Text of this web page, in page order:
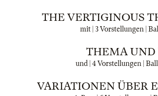
THE VERTIGINOUS
mit | 3 Vorstellungen |
THEMA
und | 4 Vorstellungen |
VARIATIONEN ÜBER